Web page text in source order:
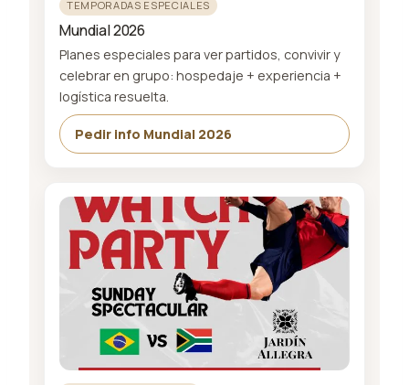
TEMPORADAS ESPECIALES
Mundial 2026
Planes especiales para ver partidos, convivir y
celebrar en grupo: hospedaje + experiencia +
logística resuelta.
Pedir info Mundial 2026